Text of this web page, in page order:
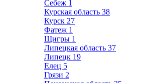
Себеж 1
Курская область 38
Курск 27
Фатеж 1
Щигры 1
Липецкая область 37
Липецк 19
Елец 5
Грязи 2